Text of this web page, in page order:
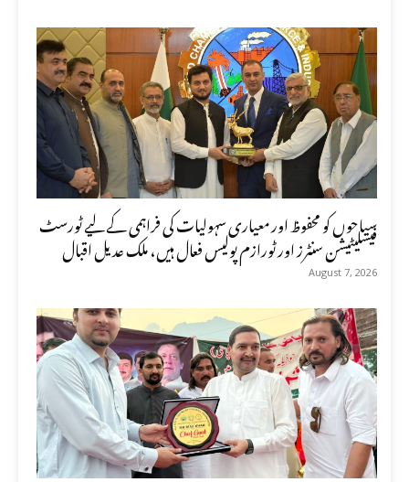
سیاحوں کو محفوظ اور معیاری سہولیات کی فراہمی کے لیے ٹورسٹ
فیسلیٹیشن سنٹرز اور ٹورازم پولیس فعال ہیں، ملک عدیل اقبال
August 7, 2026